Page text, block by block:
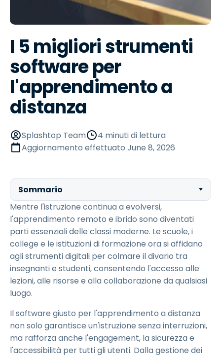
I 5 migliori strumenti
software per
l'apprendimento a
distanza
Splashtop Team
4 minuti di lettura
Aggiornamento effettuato June 8, 2026
Sommario
Mentre l'istruzione continua a evolversi,
l'apprendimento remoto e ibrido sono diventati
parti essenziali delle classi moderne. Le scuole, i
college e le istituzioni di formazione ora si affidano
agli strumenti digitali per colmare il divario tra
insegnanti e studenti, consentendo l'accesso alle
lezioni, alle risorse e alla collaborazione da qualsiasi
luogo.
Il software giusto per l'apprendimento a distanza
non solo garantisce un'istruzione senza interruzioni,
ma rafforza anche l'engagement, la sicurezza e
l'accessibilità per tutti gli utenti. Dalla gestione dei